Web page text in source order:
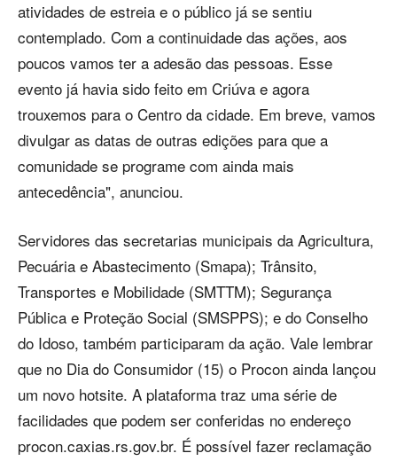
atividades de estreia e o público já se sentiu
contemplado. Com a continuidade das ações, aos
poucos vamos ter a adesão das pessoas. Esse
evento já havia sido feito em Criúva e agora
trouxemos para o Centro da cidade. Em breve, vamos
divulgar as datas de outras edições para que a
comunidade se programe com ainda mais
antecedência", anunciou.
Servidores das secretarias municipais da Agricultura,
Pecuária e Abastecimento (Smapa); Trânsito,
Transportes e Mobilidade (SMTTM); Segurança
Pública e Proteção Social (SMSPPS); e do Conselho
do Idoso, também participaram da ação. Vale lembrar
que no Dia do Consumidor (15) o Procon ainda lançou
um novo hotsite. A plataforma traz uma série de
facilidades que podem ser conferidas no endereço
procon.caxias.rs.gov.br. É possível fazer reclamação